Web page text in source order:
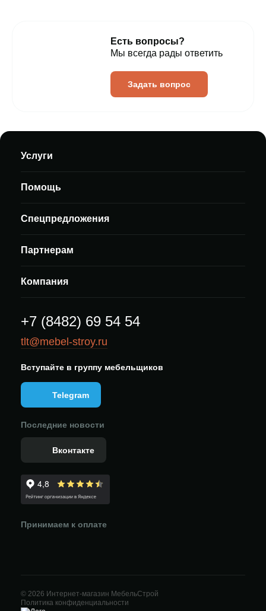
Есть вопросы?
Мы всегда рады ответить
Задать вопрос
Услуги
Помощь
Спецпредложения
Партнерам
Компания
+7 (8482) 69 54 54
tlt@mebel-stroy.ru
Вступайте в группу мебельщиков
Telegram
Последние новости
Вконтакте
Принимаем к оплате
© 2026 Интернет-магазин МебельСтрой
Политика конфиденциальности